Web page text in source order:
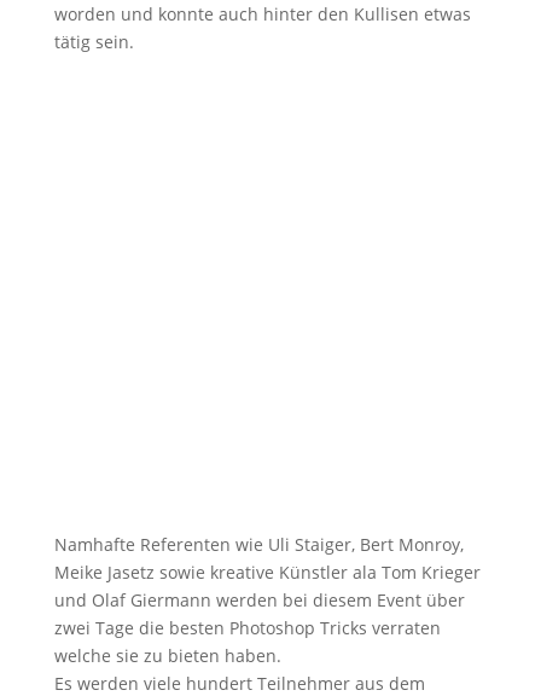
worden und konnte auch hinter den Kullisen etwas
tätig sein.
Namhafte Referenten wie Uli Staiger, Bert Monroy,
Meike Jasetz sowie kreative Künstler ala Tom Krieger
und Olaf Giermann werden bei diesem Event über
zwei Tage die besten Photoshop Tricks verraten
welche sie zu bieten haben.
Es werden viele hundert Teilnehmer aus dem